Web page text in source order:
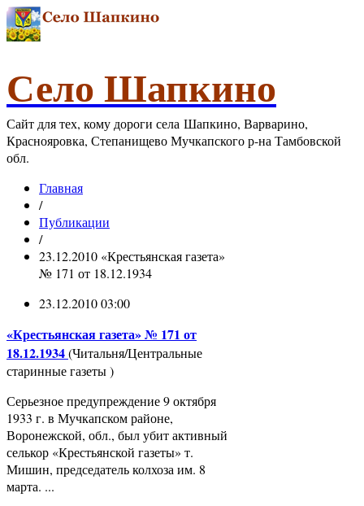
Село Шапкино
Сайт для тех, кому дороги села Шапкино, Варварино,
Краснояровка, Степанищево Мучкапского р-на Тамбовской
обл.
Главная
/
Публикации
/
23.12.2010 «Крестьянская газета»
№ 171 от 18.12.1934
23.12.2010 03:00
«Крестьянская газета» № 171 от
18.12.1934(Читальня/Центральные
старинные газеты )
Серьезное предупреждение 9 октября
1933 г. в Мучкапском районе,
Воронежской, обл., был убит активный
селькор «Крестьянской газеты» т.
Мишин, председатель колхоза им. 8
марта. ...